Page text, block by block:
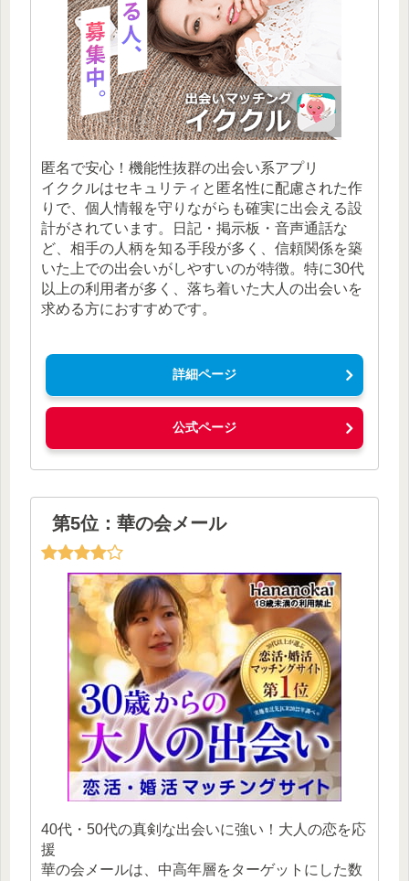
匿名で安心！機能性抜群の出会い系アプリ
イククルはセキュリティと匿名性に配慮された作
りで、個人情報を守りながらも確実に出会える設
計がされています。日記・掲示板・音声通話な
ど、相手の人柄を知る手段が多く、信頼関係を築
いた上での出会いがしやすいのが特徴。特に30代
以上の利用者が多く、落ち着いた大人の出会いを
求める方におすすめです。
詳細ページ
公式ページ
第5位：華の会メール
40代・50代の真剣な出会いに強い！大人の恋を応
援
華の会メールは、中高年層をターゲットにした数